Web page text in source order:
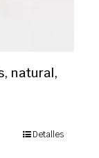
natural,
Detalles